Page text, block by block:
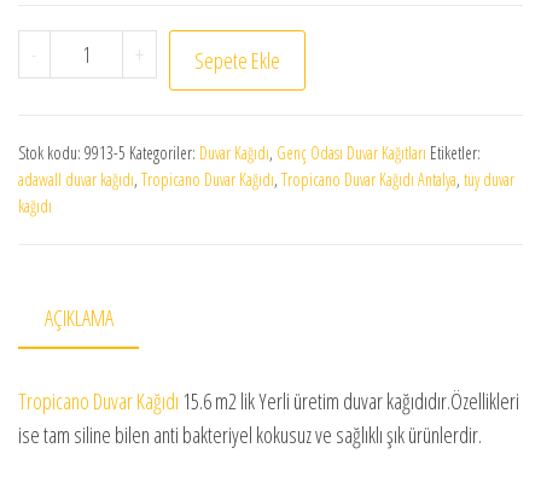
- Tropicano Duvar Kağıdı 9913-5 adet
+ Sepete Ekle
Stok kodu: 9913-5 Kategoriler: Duvar Kağıdı, Genç Odası Duvar Kağıtları Etiketler:
adawall duvar kağıdı, Tropicano Duvar Kağıdı, Tropicano Duvar Kağıdı Antalya, tüy duvar
kağıdı
AÇIKLAMA
Tropicano Duvar Kağıdı 15.6 m2 lik Yerli üretim duvar kağıdıdır.Özellikleri
ise tam siline bilen anti bakteriyel kokusuz ve sağlıklı şık ürünlerdir.